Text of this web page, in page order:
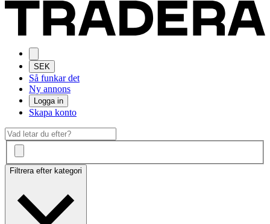
SEK
Så funkar det
Ny annons
Logga in
Skapa konto
Filtrera efter kategori